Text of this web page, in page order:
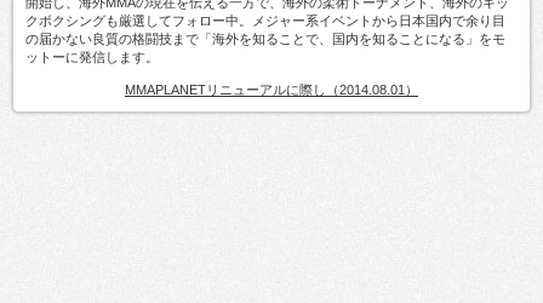
クボクシングも厳選してフォロー中。メジャー系イベントから日本国内で余り目
の届かない良質の格闘技まで「海外を知ることで、国内を知ることになる」をモ
ットーに発信します。
MMAPLANETリニューアルに際し（2014.08.01）